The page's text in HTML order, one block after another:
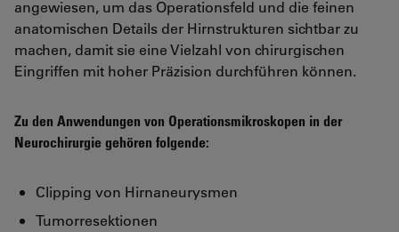
angewiesen, um das Operationsfeld und die feinen
anatomischen Details der Hirnstrukturen sichtbar zu
machen, damit sie eine Vielzahl von chirurgischen
Eingriffen mit hoher Präzision durchführen können.
Zu den Anwendungen von Operationsmikroskopen in der
Neurochirurgie gehören folgende:
Clipping von Hirnaneurysmen
Tumorresektionen